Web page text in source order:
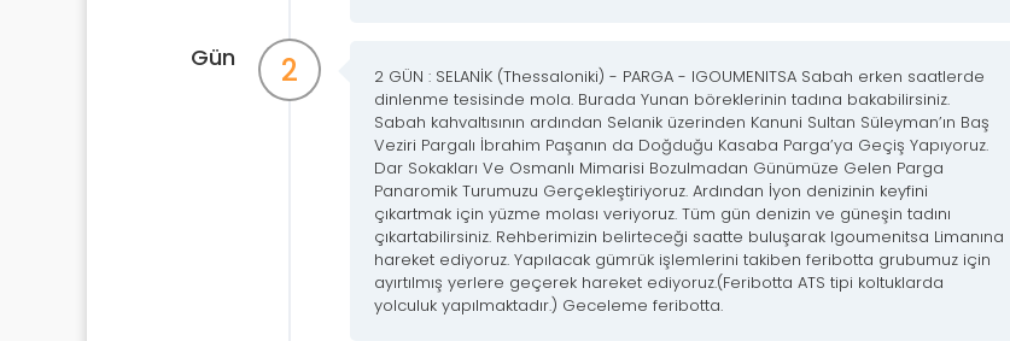
Gün 2
2 GÜN : SELANİK (Thessaloniki) - PARGA - IGOUMENITSA Sabah erken saatlerde
dinlenme tesisinde mola. Burada Yunan böreklerinin tadına bakabilirsiniz.
Sabah kahvaltısının ardından Selanik üzerinden Kanuni Sultan Süleyman’ın Baş
Veziri Pargalı İbrahim Paşanın da Doğduğu Kasaba Parga’ya Geçiş Yapıyoruz.
Dar Sokakları Ve Osmanlı Mimarisi Bozulmadan Günümüze Gelen Parga
Panaromik Turumuzu Gerçekleştiriyoruz. Ardından İyon denizinin keyfini
çıkartmak için yüzme molası veriyoruz. Tüm gün denizin ve güneşin tadını
çıkartabilirsiniz. Rehberimizin belirteceği saatte buluşarak Igoumenitsa Limanına
hareket ediyoruz. Yapılacak gümrük işlemlerini takiben feribotta grubumuz için
ayırtılmış yerlere geçerek hareket ediyoruz.(Feribotta ATS tipi koltuklarda
yolculuk yapılmaktadır.) Geceleme feribotta.